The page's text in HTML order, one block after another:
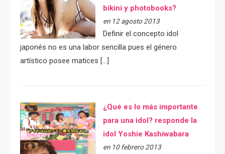
bikini y photobooks?
en 12 agosto 2013
Definir el concepto idol
japonés no es una labor sencilla pues el género
artístico posee matices […]
¿Qué es lo más importante
para una idol? responde la
idol Yoshie Kashiwabara
en 10 febrero 2013